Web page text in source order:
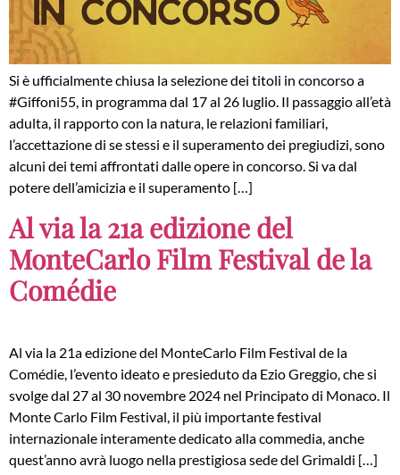
Si è ufficialmente chiusa la selezione dei titoli in concorso a
#Giffoni55, in programma dal 17 al 26 luglio. Il passaggio all’età
adulta, il rapporto con la natura, le relazioni familiari,
l’accettazione di se stessi e il superamento dei pregiudizi, sono
alcuni dei temi affrontati dalle opere in concorso. Si va dal
potere dell’amicizia e il superamento […]
Al via la 21a edizione del
MonteCarlo Film Festival de la
Comédie
Al via la 21a edizione del MonteCarlo Film Festival de la
Comédie, l’evento ideato e presieduto da Ezio Greggio, che si
svolge dal 27 al 30 novembre 2024 nel Principato di Monaco. Il
Monte Carlo Film Festival, il più importante festival
internazionale interamente dedicato alla commedia, anche
quest’anno avrà luogo nella prestigiosa sede del Grimaldi […]